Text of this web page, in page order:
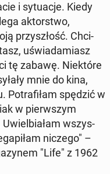
i sytu­acje. Kiedy
ak­torstwo,
przyszłość. Chci­
uświadami­asz
tę zabawę. Niek­tóre
mnie do kina,
Po­trafiłam spędzić w
w pier­wszym
wszys­
niczego" –
"Life" z 1962